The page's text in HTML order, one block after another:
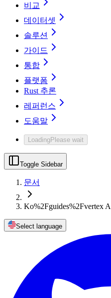
비교
데이터셋
솔루션
가이드
통합
플랫폼
Rust 추론
레퍼런스
도움말
LoadingPlease wait
Toggle Sidebar
문서
Ko%2Fguides%2Fvertex
Select language